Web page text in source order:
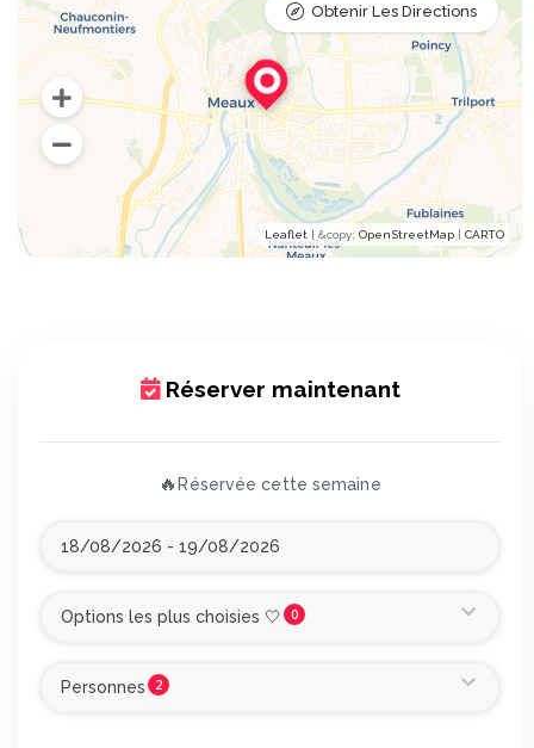
Leaflet | &​copy; OpenStreetMap | CARTO
Obtenir Les Directions
Réserver maintenant
🔥Réservée cette semaine
Options les plus choisies 🤍 0
Personnes 2